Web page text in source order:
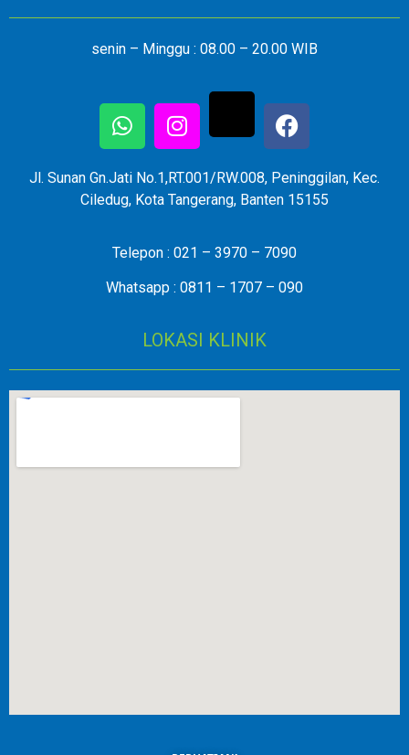
senin – Minggu : 08.00 – 20.00 WIB
Jl. Sunan Gn.Jati No.1,RT.001/RW.008, Peninggilan, Kec.
Ciledug, Kota Tangerang, Banten 15155
Telepon : 021 – 3970 – 7090
Whatsapp : 0811 – 1707 – 090
LOKASI KLINIK